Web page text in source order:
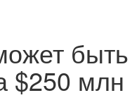
быть
$250 млн